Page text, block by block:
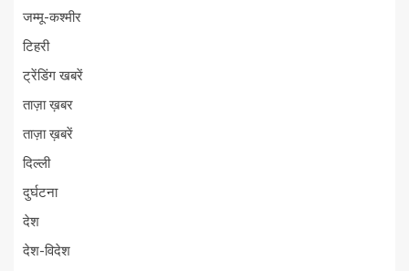
जम्मू-कश्मीर
टिहरी
ट्रेंडिंग खबरें
ताज़ा ख़बर
ताज़ा ख़बरें
दिल्ली
दुर्घटना
देश
देश-विदेश